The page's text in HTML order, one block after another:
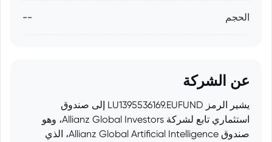
الحجم --
عن الشركة
يشير الرمز LU1395536169.EUFUND إلى صندوق
استثماري تابع لشركة Allianz Global Investors، وهو
صندوق Allianz Global Artificial Intelligence، الذي